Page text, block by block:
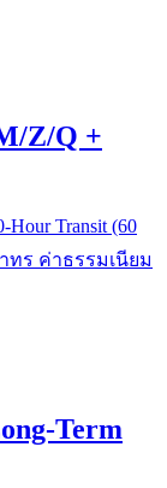
Z/Q +
Transit (60
ทร ค่าธรรมเนียม
Term